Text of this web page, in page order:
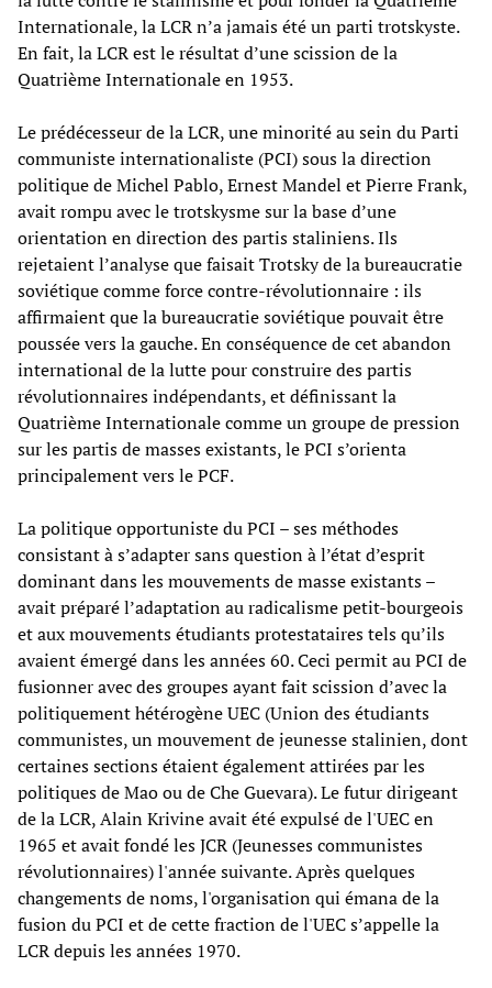
Internationale, la LCR n’a jamais été un parti trotskyste.
En fait, la LCR est le résultat d’une scission de la
Quatrième Internationale en 1953.
Le prédécesseur de la LCR, une minorité au sein du Parti
communiste internationaliste (PCI) sous la direction
politique de Michel Pablo, Ernest Mandel et Pierre Frank,
avait rompu avec le trotskysme sur la base d’une
orientation en direction des partis staliniens. Ils
rejetaient l’analyse que faisait Trotsky de la bureaucratie
soviétique comme force contre-révolutionnaire : ils
affirmaient que la bureaucratie soviétique pouvait être
poussée vers la gauche. En conséquence de cet abandon
international de la lutte pour construire des partis
révolutionnaires indépendants, et définissant la
Quatrième Internationale comme un groupe de pression
sur les partis de masses existants, le PCI s’orienta
principalement vers le PCF.
La politique opportuniste du PCI – ses méthodes
consistant à s’adapter sans question à l’état d’esprit
dominant dans les mouvements de masse existants –
avait préparé l’adaptation au radicalisme petit-bourgeois
et aux mouvements étudiants protestataires tels qu’ils
avaient émergé dans les années 60. Ceci permit au PCI de
fusionner avec des groupes ayant fait scission d’avec la
politiquement hétérogène UEC (Union des étudiants
communistes, un mouvement de jeunesse stalinien, dont
certaines sections étaient également attirées par les
politiques de Mao ou de Che Guevara). Le futur dirigeant
de la LCR, Alain Krivine avait été expulsé de l'UEC en
1965 et avait fondé les JCR (Jeunesses communistes
révolutionnaires) l'année suivante. Après quelques
changements de noms, l'organisation qui émana de la
fusion du PCI et de cette fraction de l'UEC s’appelle la
LCR depuis les années 1970.